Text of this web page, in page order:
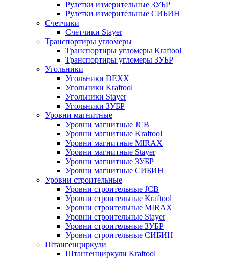
Рулетки измерительные ЗУБР
Рулетки измерительные СИБИН
Счетчики
Счетчики Stayer
Транспортиры угломеры
Транспортиры угломеры Kraftool
Транспортиры угломеры ЗУБР
Угольники
Угольники DEXX
Угольники Kraftool
Угольники Stayer
Угольники ЗУБР
Уровни магнитные
Уровни магнитные JCB
Уровни магнитные Kraftool
Уровни магнитные MIRAX
Уровни магнитные Stayer
Уровни магнитные ЗУБР
Уровни магнитные СИБИН
Уровни строительные
Уровни строительные JCB
Уровни строительные Kraftool
Уровни строительные MIRAX
Уровни строительные Stayer
Уровни строительные ЗУБР
Уровни строительные СИБИН
Штангенциркули
Штангенциркули Kraftool